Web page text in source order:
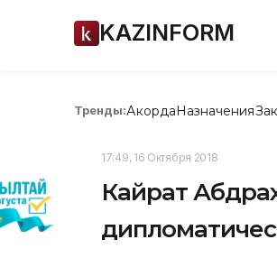
KAZINFORM
Тренды:АкордаНазначения
17:49, 16 Октября 2018
Кайрат